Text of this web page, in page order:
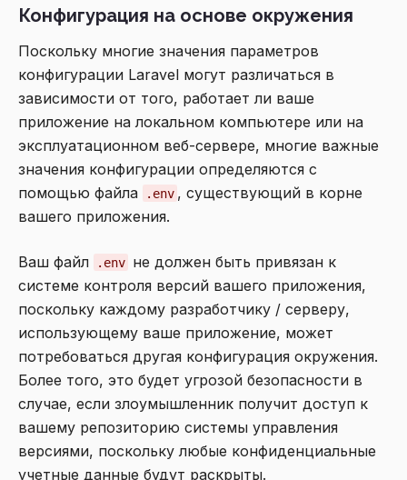
Конфигурация на основе окружения
Поскольку многие значения параметров
конфигурации Laravel могут различаться в
зависимости от того, работает ли ваше
приложение на локальном компьютере или на
эксплуатационном веб-сервере, многие важные
значения конфигурации определяются с
помощью файла
.env , существующий в корне
вашего приложения.
Ваш файл .env не должен быть привязан к
системе контроля версий вашего приложения,
поскольку каждому разработчику / серверу,
использующему ваше приложение, может
потребоваться другая конфигурация окружения.
Более того, это будет угрозой безопасности в
случае, если злоумышленник получит доступ к
вашему репозиторию системы управления
версиями, поскольку любые конфиденциальные
учетные данные будут раскрыты.